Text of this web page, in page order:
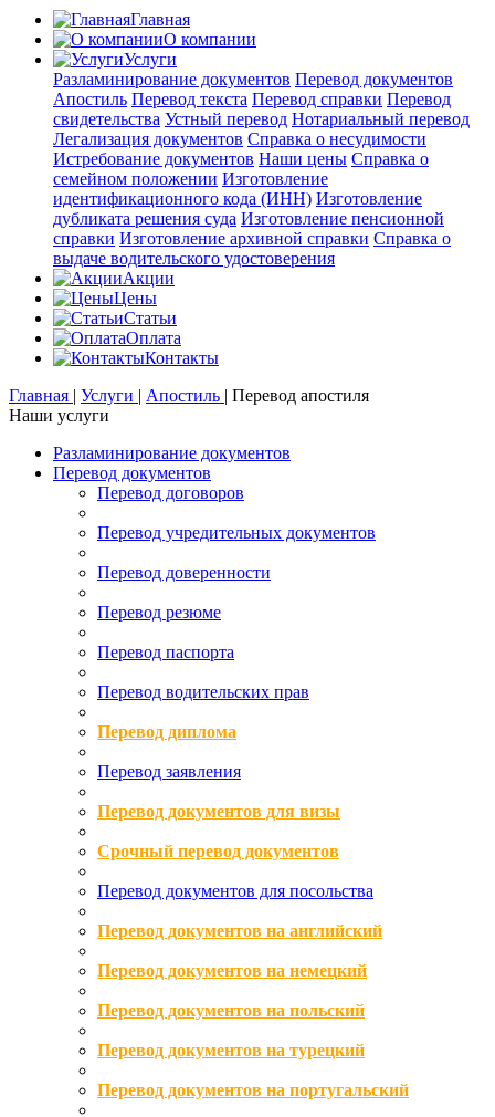
Главная
О компании
Услуги
Разламинирование документов Перевод документов
Апостиль Перевод текста Перевод справки Перевод
свидетельства Устный перевод Нотариальный перевод
Легализация документов Справка о несудимости
Истребование документов Наши цены Справка о
семейном положении Изготовление
идентификационного кода (ИНН) Изготовление
дубликата решения суда Изготовление пенсионной
справки Изготовление архивной справки Справка о
выдаче водительского удостоверения
Акции
Цены
Статьи
Оплата
Контакты
Главная | Услуги | Апостиль | Перевод апостиля
Наши услуги
Разламинирование документов
Перевод документов
Перевод договоров
Перевод учредительных документов
Перевод доверенности
Перевод резюме
Перевод паспорта
Перевод водительских прав
Перевод диплома
Перевод заявления
Перевод документов для визы
Срочный перевод документов
Перевод документов для посольства
Перевод документов на английский
Перевод документов на немецкий
Перевод документов на польский
Перевод документов на турецкий
Перевод документов на португальский